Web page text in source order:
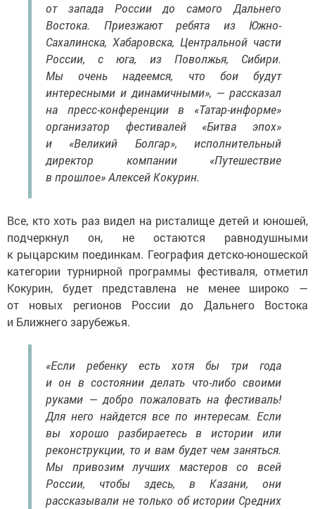
от запада России до самого Дальнего
Востока. Приезжают ребята из Южно-
Сахалинска, Хабаровска, Центральной части
России, с юга, из Поволжья, Сибири.
Мы очень надеемся, что бои будут
интересными и динамичными», — рассказал
на пресс-конференции в «Татар-информе»
организатор фестивалей «Битва эпох»
и «Великий Болгар», исполнительный
директор компании «Путешествие
в прошлое» Алексей Кокурин.
Все, кто хоть раз видел на ристалище детей и юношей,
подчеркнул он, не остаются равнодушными
к рыцарским поединкам. География детско-юношеской
категории турнирной программы фестиваля, отметил
Кокурин, будет представлена не менее широко —
от новых регионов России до Дальнего Востока
и Ближнего зарубежья.
«Если ребенку есть хотя бы три года
и он в состоянии делать что-либо своими
руками — добро пожаловать на фестиваль!
Для него найдется все по интересам. Если
вы хорошо разбираетесь в истории или
реконструкции, то и вам будет чем заняться.
Мы привозим лучших мастеров со всей
России, чтобы здесь, в Казани, они
рассказывали не только об истории Средних